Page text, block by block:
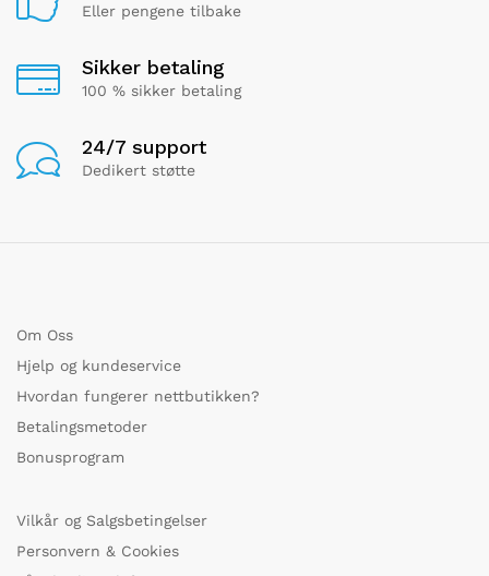
Eller pengene tilbake
Sikker betaling
100 % sikker betaling
24/7 support
Dedikert støtte
Om Oss
Hjelp og kundeservice
Hvordan fungerer nettbutikken?
Betalingsmetoder
Bonusprogram
Vilkår og Salgsbetingelser
Personvern & Cookies